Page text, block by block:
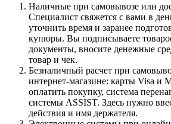
Наличные при самовывозе или
Специалист свяжется с вами в
уточнить время и заранее
купюры. Вы подписываете
документы, вносите денежные
товар и чек.
Безналичный расчет при
интернет-магазине: карты Visa и
оплатить покупку, система
системы ASSIST. Здесь нужно
действия и имя держателя.